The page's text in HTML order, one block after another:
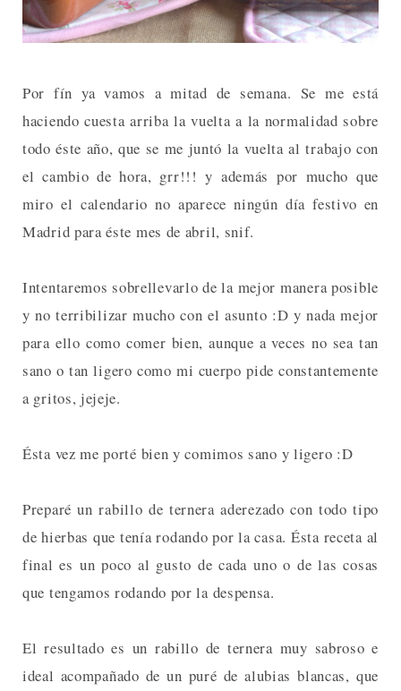
Por fín ya vamos a mitad de semana. Se me está
haciendo cuesta arriba la vuelta a la normalidad sobre
todo éste año, que se me juntó la vuelta al trabajo con
el cambio de hora, grr!!! y además por mucho que
miro el calendario no aparece ningún día festivo en
Madrid para éste mes de abril, snif.
Intentaremos sobrellevarlo de la mejor manera posible
y no terribilizar mucho con el asunto :D y nada mejor
para ello como comer bien, aunque a veces no sea tan
sano o tan ligero como mi cuerpo pide constantemente
a gritos, jejeje.
Ésta vez me porté bien y comimos sano y ligero :D
Preparé un rabillo de ternera aderezado con todo tipo
de hierbas que tenía rodando por la casa. Ésta receta al
final es un poco al gusto de cada uno o de las cosas
que tengamos rodando por la despensa.
El resultado es un rabillo de ternera muy sabroso e
ideal acompañado de un puré de alubias blancas, que